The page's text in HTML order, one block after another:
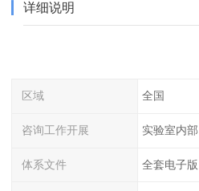
详细说明
区域 全国
咨询工作开展 实验室内部
体系文件 全套电子版